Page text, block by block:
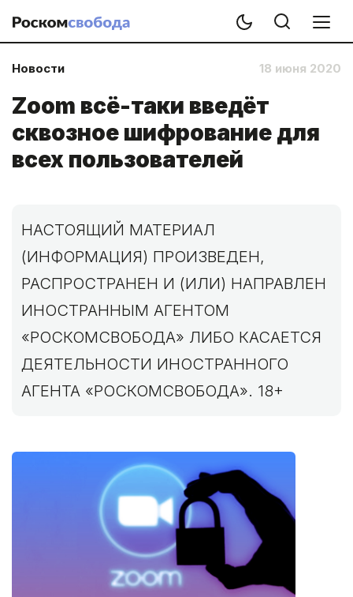
Новости 18 июня 2020
Zoom всё-таки введёт
сквозное шифрование для
всех пользователей
НАСТОЯЩИЙ МАТЕРИАЛ
(ИНФОРМАЦИЯ) ПРОИЗВЕДЕН,
РАСПРОСТРАНЕН И (ИЛИ) НАПРАВЛЕН
ИНОСТРАННЫМ АГЕНТОМ
«РОСКОМСВОБОДА» ЛИБО КАСАЕТСЯ
ДЕЯТЕЛЬНОСТИ ИНОСТРАННОГО
АГЕНТА «РОСКОМСВОБОДА». 18+